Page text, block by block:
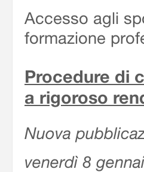
Accesso agli
formazione
Procedure di
a rigoroso
Nuova
venerdì 8